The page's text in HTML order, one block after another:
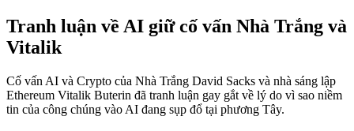
Tranh luận về AI giữ cố vấn Nhà Trắng và
Vitalik
Cố vấn AI và Crypto của Nhà Trắng David Sacks và nhà sáng lập
Ethereum Vitalik Buterin đã tranh luận gay gắt về lý do vì sao niềm
tin của công chúng vào AI đang sụp đổ tại phương Tây.